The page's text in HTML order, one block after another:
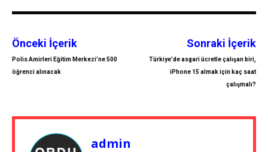
Önceki İçerik
Polis Amirleri Eğitim Merkezi’ne 500
öğrenci alınacak
Sonraki İçerik
Türkiye’de asgari ücretle çalışan biri,
iPhone 15 almak için kaç saat
çalışmalı?
admin